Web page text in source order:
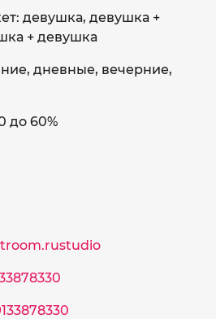
девушка, девушка +
+ девушка
дневные, вечерние,
до 60%